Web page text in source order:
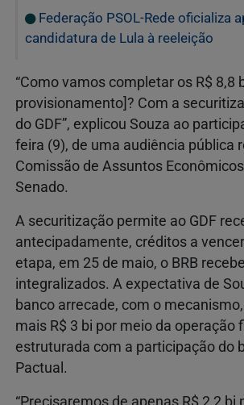
Federação PSOL-Rede oficializa
candidatura de Lula à reeleição
“Como vamos completar os R$ 8,8
provisionamento]? Com a
do GDF”, explicou Souza ao
feira (9), de uma audiência pública
Comissão de Assuntos
Senado.
A securitização permite ao GDF
antecipadamente, créditos a
etapa, em 25 de maio, o BRB
integralizados. A expectativa de
banco arrecade, com o
mais R$ 3 bi por meio da operação
estruturada com a participação do
Pactual.